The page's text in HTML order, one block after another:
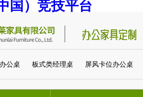
国）竞技平台
公桌 板式类经理桌 屏风卡位办公桌